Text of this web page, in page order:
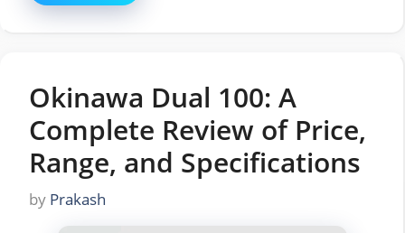
Okinawa Dual 100: A
Complete Review of Price,
Range, and Specifications
by Prakash